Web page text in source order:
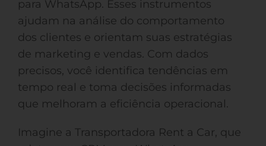
para WhatsApp. Esses instrumentos
ajudam na análise do comportamento
dos clientes e orientam suas estratégias
de marketing e vendas. Com dados
precisos, você identifica tendências em
tempo real e toma decisões informadas
que melhoram a eficiência operacional.
Imagine a Transportadora Rent a Car, que